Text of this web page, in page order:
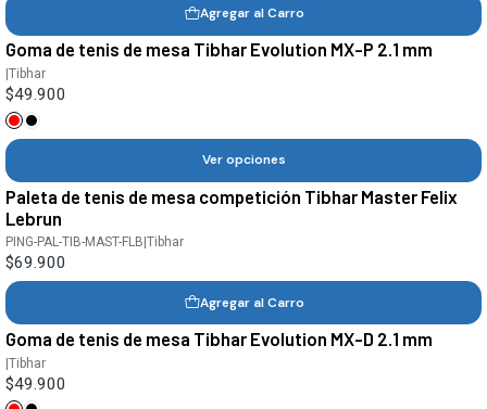
Agregar al Carro
Goma de tenis de mesa Tibhar Evolution MX-P 2.1 mm
|Tibhar
$49.900
Ver opciones
Paleta de tenis de mesa competición Tibhar Master Felix
Lebrun
PING-PAL-TIB-MAST-FLB |Tibhar
$69.900
Agregar al Carro
Goma de tenis de mesa Tibhar Evolution MX-D 2.1 mm
|Tibhar
$49.900